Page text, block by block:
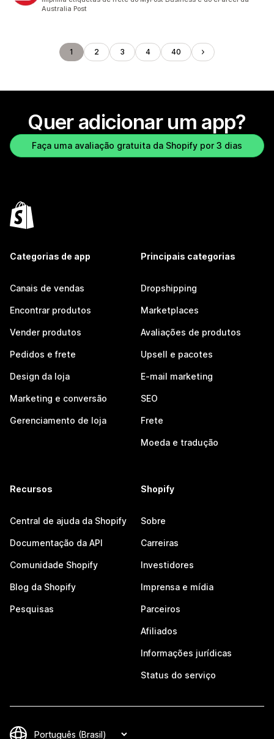
Australia Post
1 2 3 4 40
Quer adicionar um app?
Faça uma avaliação gratuita da Shopify por 3 dias
Categorias de app
Canais de vendas
Encontrar produtos
Vender produtos
Pedidos e frete
Design da loja
Marketing e conversão
Gerenciamento de loja
Principais categorias
Dropshipping
Marketplaces
Avaliações de produtos
Upsell e pacotes
E-mail marketing
SEO
Frete
Moeda e tradução
Recursos
Central de ajuda da Shopify
Documentação da API
Comunidade Shopify
Blog da Shopify
Pesquisas
Shopify
Sobre
Carreiras
Investidores
Imprensa e mídia
Parceiros
Afiliados
Informações jurídicas
Status do serviço